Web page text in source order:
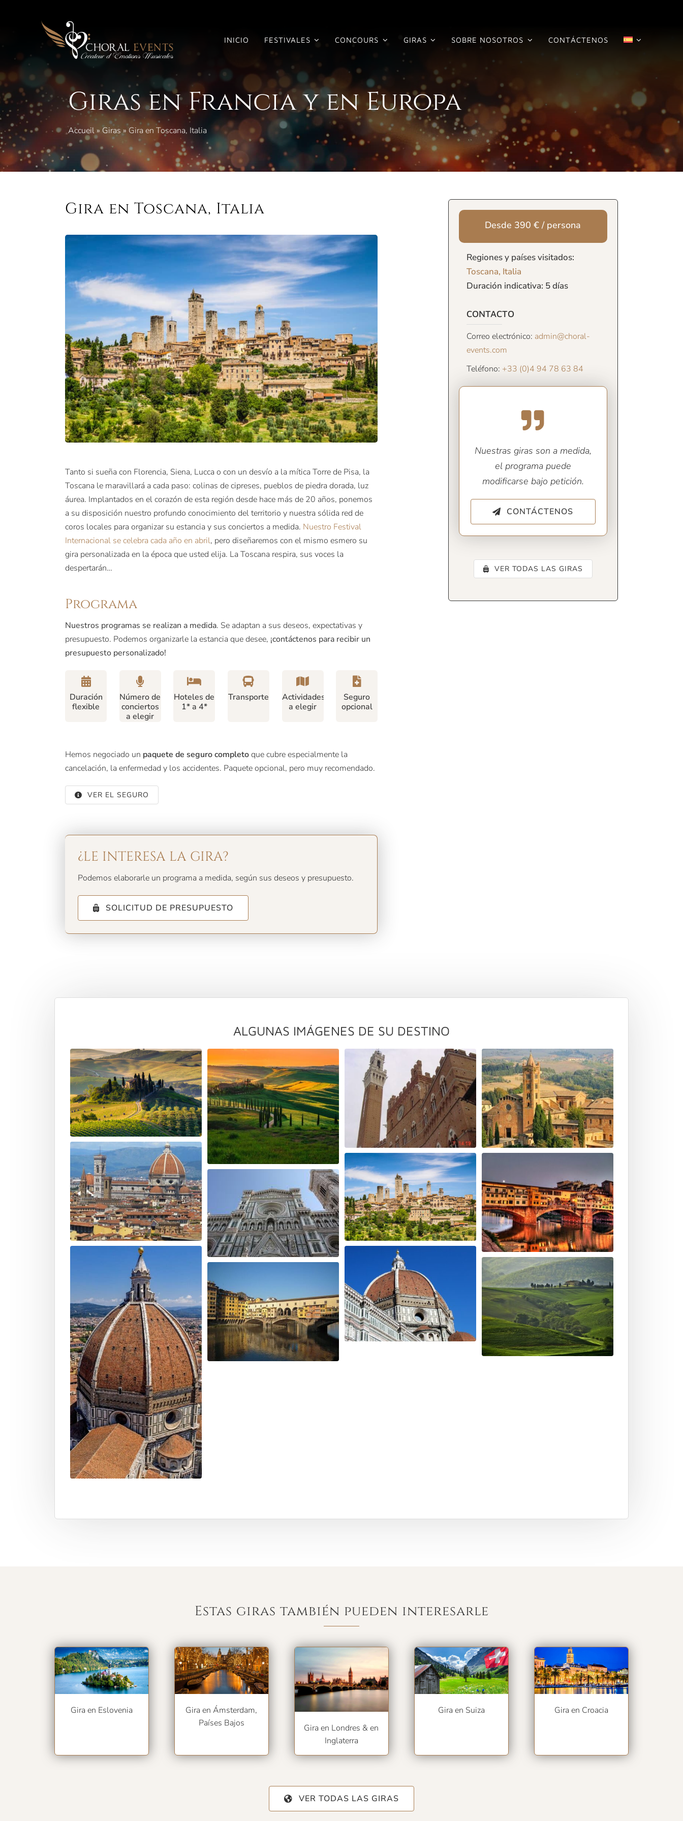
INICIO FESTIVALES CONCOURS GIRAS SOBRE NOSOTROS CONTÁCTENOS
Giras en Francia y en Europa
Accueil » Giras» Gira en Toscana, Italia
Gira en Toscana, Italia
Tanto si sueña con Florencia, Siena, Lucca o con un desvío a la mítica Torre de Pisa, la
Toscana le maravillará a cada paso: colinas de cipreses, pueblos de piedra dorada, luz
áurea. Implantados en el corazón de esta región desde hace más de 20 años, ponemos
a su disposición nuestro profundo conocimiento del territorio y nuestra sólida red de
coros locales para organizar su estancia y sus conciertos a medida. Nuestro Festival
Internacional se celebra cada año en abril, pero diseñaremos con el mismo esmero su
gira personalizada en la época que usted elija. La Toscana respira, sus voces la
despertarán…
Programa
Nuestros programas se realizan a medida. Se adaptan a sus deseos, expectativas y
presupuesto. Podemos organizarle la estancia que desee, ¡contáctenos para recibir un
presupuesto personalizado!
Duración
flexible
Número de
conciertos
a elegir
Hoteles de
1* a 4*
Transporte
Actividades
a elegir
Seguro
opcional
Hemos negociado un paquete de seguro completoque cubre especialmente la
cancelación, la enfermedad y los accidentes. Paquete opcional, pero muy recomendado.
VER EL SEGURO
¿LE INTERESA LA GIRA?
Podemos elaborarle un programa a medida, según sus deseos y presupuesto.
SOLICITUD DE PRESUPUESTO
Desde 390 € / persona
Regiones y países visitados:
Toscana, Italia
Duración indicativa: 5 días
CONTACTO
Correo electrónico: admin@choral-
events.com
Teléfono: +33 (0)4 94 78 63 84
Nuestras giras son a medida,
el programa puede
modificarse bajo petición.
CONTÁCTENOS
VER TODAS LAS GIRAS
ALGUNAS IMÁGENES DE SU DESTINO
Estas giras también pueden interesarle
Gira en Eslovenia
Gira en Ámsterdam,
Países Bajos
Gira en Londres & en
Inglaterra
Gira en Suiza Gira en Croacia
VER TODAS LAS GIRAS